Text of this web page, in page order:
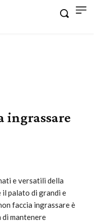
ingrassare
e versatili della
il palato di grandi e
faccia ingrassare è
mantenere